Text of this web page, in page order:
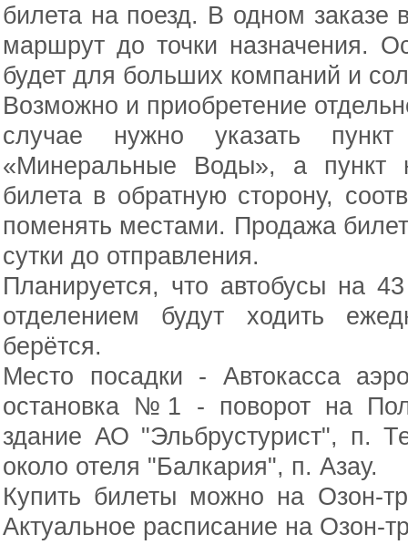
билета на поезд. В одном заказе
маршрут до точки назначения.
будет для больших компаний и
Возможно и приобретение
случае нужно указать
«Минеральные Воды», а пункт
билета в обратную сторону,
поменять местами. Продажа
сутки до отправления.
Планируется, что автобусы на
отделением будут ходить
берётся.
Место посадки - Автокасса
остановка №1 - поворот на
здание АО "Эльбрустурист", п.
около отеля "Балкария", п. Азау.
Купить билеты можно на Озон-
Актуальное расписание на Озон-